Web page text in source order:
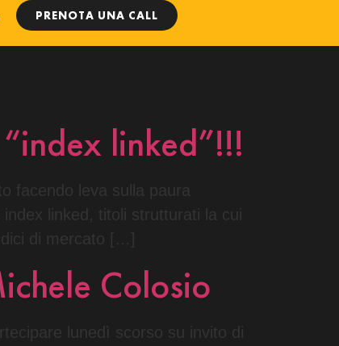
PRENOTA UNA CALL
linked”!!!
facendo leva sulla paura
linked, titoli strutturati la cui
di mercato […]
Colosio
lunedì scorso su invito di